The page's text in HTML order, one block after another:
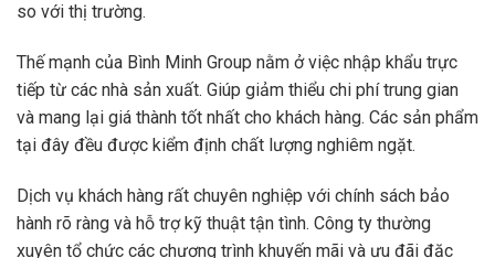
so với thị trường.
Thế mạnh của Bình Minh Group nằm ở việc nhập khẩu trực
tiếp từ các nhà sản xuất. Giúp giảm thiểu chi phí trung gian
và mang lại giá thành tốt nhất cho khách hàng. Các sản phẩm
tại đây đều được kiểm định chất lượng nghiêm ngặt.
Dịch vụ khách hàng rất chuyên nghiệp với chính sách bảo
hành rõ ràng và hỗ trợ kỹ thuật tận tình. Công ty thường
xuyên tổ chức các chương trình khuyến mãi và ưu đãi đặc